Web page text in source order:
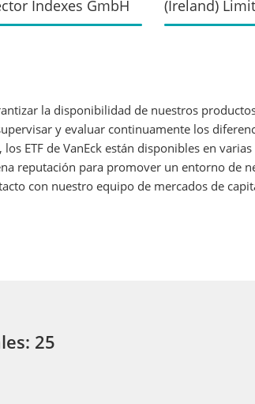
Indexes GmbH
(Ireland)
la disponibilidad de nuestros
y evaluar continuamente los
ETF de VanEck están disponibles en
reputación para promover un entorno de
con nuestro equipo de mercados de
25